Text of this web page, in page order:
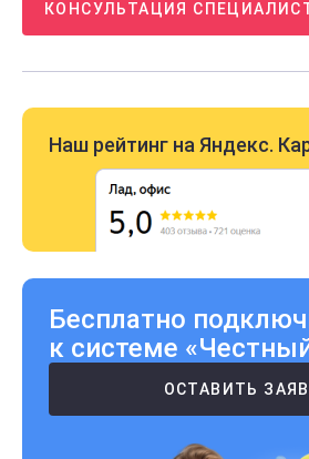
КОНСУЛЬТАЦИЯ
Наш рейтинг на Яндекс.
Бесплатно
к системе
ОСТАВИТЬ